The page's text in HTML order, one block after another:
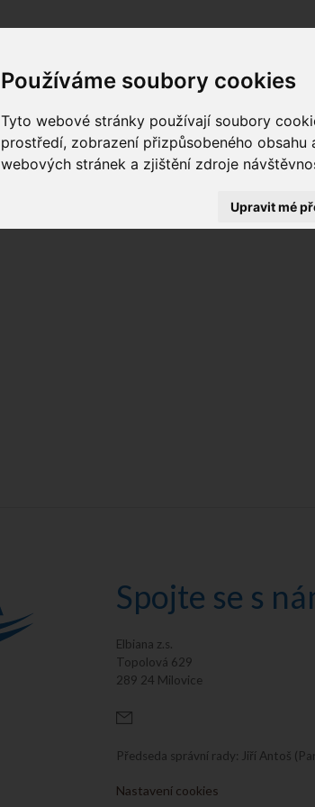
Používáme soubory cookies
Tyto webové stránky používají soubory
prostředí, zobrazení přizpůsobeného obsahu
webových stránek a zjištění zdroje
Upravit mé
Spojte se s
Elbiana z.s.
Topolová 629
289 24 Milovice
Předseda správní rady: Jiří Antoš
Nastavení cookies